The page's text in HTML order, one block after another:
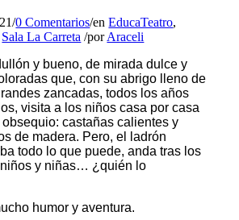
/0 Comentarios/enEducaTeatro,
Sala La Carreta /porAraceli
y bueno, de mirada dulce y
que, con su abrigo lleno de
zancadas, todos los años
visita a los niños casa por casa
castañas calientes y
de madera. Pero, el ladrón
todo lo que puede, anda tras los
y niñas… ¿quién lo
humor y aventura.